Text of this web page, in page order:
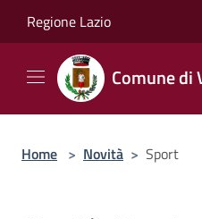
Regione Lazio
Comune di
Home > Novità > Sport